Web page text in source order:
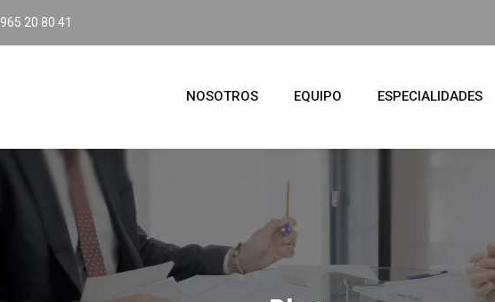
965 20 80 41
NOSOTROS EQUIPO ESPECIALIDADES